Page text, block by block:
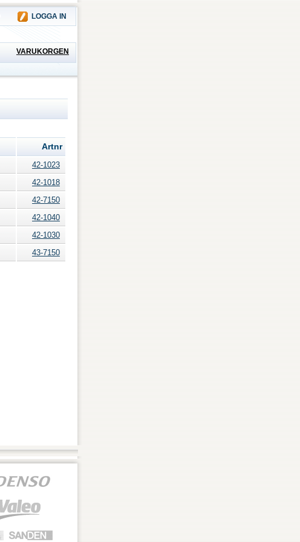
LOGGA IN
VARUKORGEN
Artnr
42-1023
42-1018
42-7150
42-1040
42-1030
43-7150